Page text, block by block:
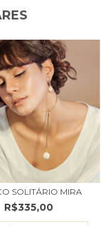
SOLITÁRIO MIRA
R$335,00